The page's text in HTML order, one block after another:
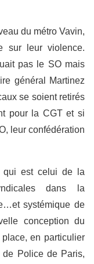
du métro Vavin,
sur leur violence.
pas le SO mais
général Martinez
se soient retirés
pour la CGT et si
leur confédération
qui est celui de la
dans la
systémique de
conception du
en particulier
Police de Paris,